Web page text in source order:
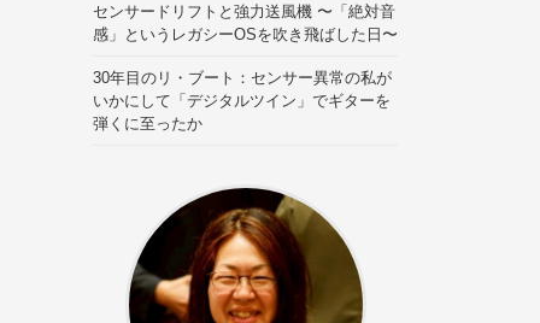
センサードリフトと強力送風機 〜「絶対音
感」というレガシーOSを吹き飛ばした日〜
30年目のリ・ブート：センサー異常の私が
いかにして「デジタルツイン」でギターを
弾くに至ったか